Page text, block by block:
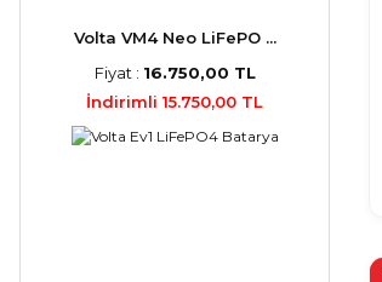
Volta VM4 Neo LiFePO ...
Fiyat : 16.750,00 TL
İndirimli 15.750,00 TL